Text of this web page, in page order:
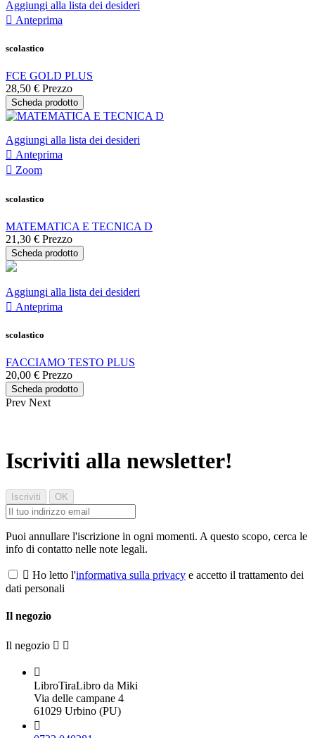
Aggiungi alla lista dei desideri
 Anteprima
scolastico
FCE GOLD PLUS
28,50 € Prezzo
Scheda prodotto
Aggiungi alla lista dei desideri
 Anteprima
 Zoom
scolastico
MATEMATICA E TECNICA D
21,30 € Prezzo
Scheda prodotto
Aggiungi alla lista dei desideri
 Anteprima
scolastico
FACCIAMO TESTO PLUS
20,00 € Prezzo
Scheda prodotto
Prev Next
Iscriviti alla newsletter!
Puoi annullare l'iscrizione in ogni momenti. A questo scopo, cerca le
info di contatto nelle note legali.
 Ho letto l'informativa sulla privacy e accetto il trattamento dei
dati personali
Il negozio
Il negozio  

LibroTiraLibro da Miki
Via delle campane 4
61029 Urbino (PU)
